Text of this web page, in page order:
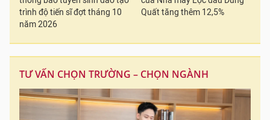
trình độ tiến sĩ đợt tháng 10
năm 2026
Quất tăng thêm 12,5%
TƯ VẤN CHỌN TRƯỜNG – CHỌN NGÀNH